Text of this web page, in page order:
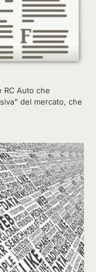
RC Auto che
del mercato, che